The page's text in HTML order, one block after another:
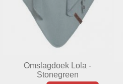
Omslagdoek Lola -
Stonegreen